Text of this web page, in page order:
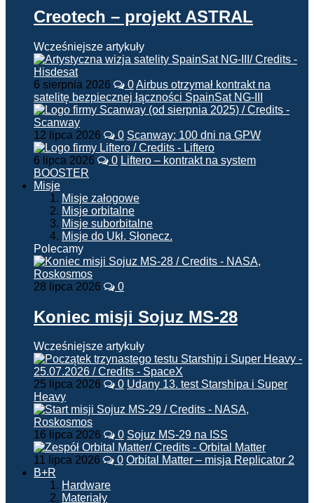
Creotech – projekt ASTRAL
Wcześniejsze artykuły
6 sierpnia 2026 0Airbus otrzymał kontrakt na
satelitę bezpiecznej łączności SpainSat NG-III
12 lipca 2026 0 Scanway: 100 dni na GPW
6 lipca 2026 0 Liftero – kontrakt na system
BOOSTER
Misje
Misje załogowe
Misje orbitalne
Misje suborbitalne
Misje do Ukł. Słonecz.
Polecamy
28 lipca 2026 0
Koniec misji Sojuz MS-28
Wcześniejsze artykuły
25 lipca 2026 0 Udany 13. test Starshipa i Super
Heavy
16 lipca 2026 0 Sojuz MS-29 na ISS
11 lipca 2026 0 Orbital Matter – misja Replicator 2
B+R
Hardware
Materiały